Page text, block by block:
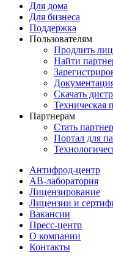
Для дома
Для бизнеса
Поддержка
Пользователям
Продлить
Найти
Скачать
Техническая
Партнерам
Стать
Портал для
Антифрод-центр
АВ-лаборатория
Лицензирование
Лицензии и
Вакансии
Пресс-центр
О компании
Контакты